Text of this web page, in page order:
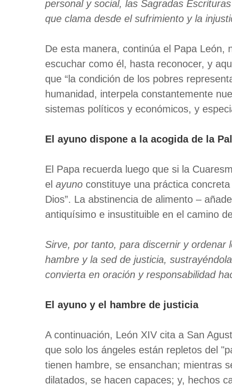
personal y social, las Sagradas
que clama desde el sufrimiento y la
De esta manera, continúa el Papa León,
escuchar como él, hasta reconocer, y
que “la condición de los pobres
humanidad, interpela constantemente
sistemas políticos y económicos, y
El ayuno dispone a la acogida de la
El Papa recuerda luego que si la
el ayuno constituye una práctica
Dios”. La abstinencia de alimento –
antiquísimo e insustituible en el camino
Sirve, por tanto, para discernir y ordenar
hambre y la sed de justicia,
convierta en oración y responsabilidad
El ayuno y el hambre de justicia
A continuación, León XIV cita a San
que solo los ángeles están repletos del
tienen hambre, se ensanchan; mientras
dilatados, se hacen capaces; y, hechos